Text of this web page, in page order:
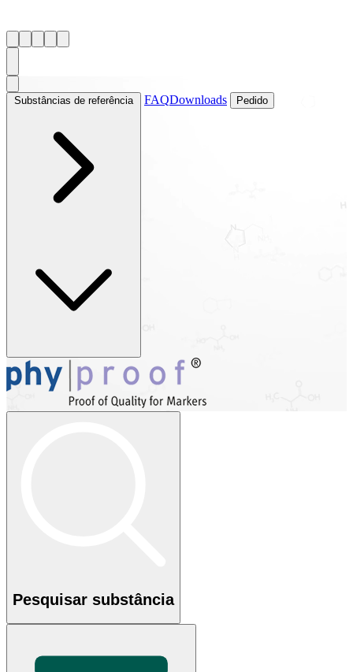
Substâncias de referência FAQDownloads Pedido
Pesquisar substância